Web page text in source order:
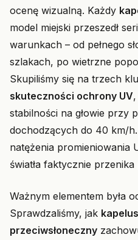
ocenę wizualną. Każdy
model miejski przeszedł
warunkach – od pełnego
szlakach, po wietrzne
Skupiliśmy się na trzech
skuteczności ochrony UV
stabilności na głowie przy
dochodzących do 40 km/
natężenia promieniowania
światła faktycznie
Ważnym elementem była
Sprawdzaliśmy, jak
przeciwsłoneczny